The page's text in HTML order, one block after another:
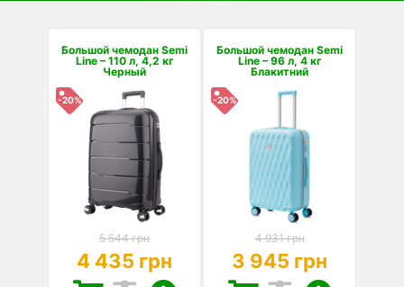
Большой чемодан Semi
Line – 110 л, 4,2 кг
Черный
-20%
5 544 грн
4 435 грн
Большой чемодан Semi
Line – 96 л, 4 кг
Блакитний
-20%
4 931 грн
3 945 грн